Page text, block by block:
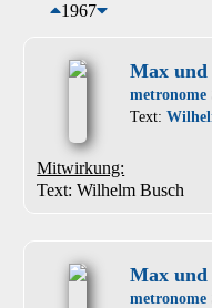
1967
Max
metronome
Text:
Mitwirkung:
Text: Wilhelm Busch
Max
metronome